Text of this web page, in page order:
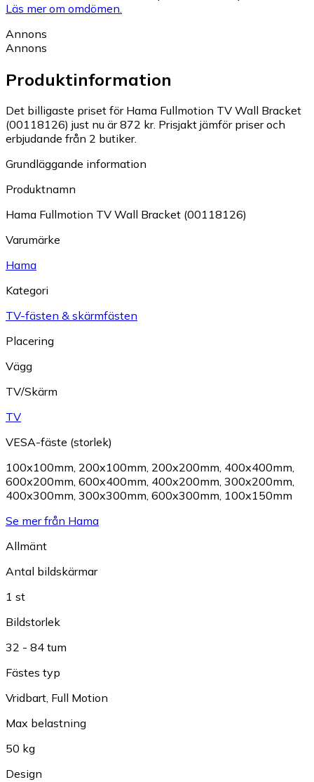
Läs mer om omdömen.
Annons
Annons
Produktinformation
Det billigaste priset för Hama Fullmotion TV Wall Bracket
(00118126) just nu är 872 kr. Prisjakt jämför priser och
erbjudande från 2 butiker.
Grundläggande information
Produktnamn
Hama Fullmotion TV Wall Bracket (00118126)
Varumärke
Hama
Kategori
TV-fästen & skärmfästen
Placering
Vägg
TV/Skärm
TV
VESA-fäste (storlek)
100x100mm, 200x100mm, 200x200mm, 400x400mm,
600x200mm, 600x400mm, 400x200mm, 300x200mm,
400x300mm, 300x300mm, 600x300mm, 100x150mm
Se mer från Hama
Allmänt
Antal bildskärmar
1 st
Bildstorlek
32 - 84 tum
Fästes typ
Vridbart, Full Motion
Max belastning
50 kg
Design